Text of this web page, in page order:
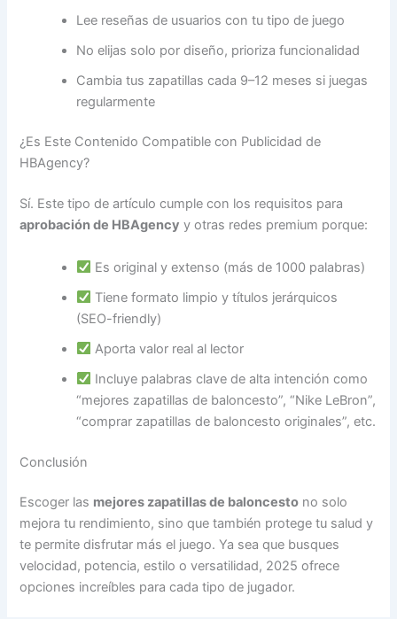
Lee reseñas de usuarios con tu tipo de juego
No elijas solo por diseño, prioriza funcionalidad
Cambia tus zapatillas cada 9–12 meses si juegas
regularmente
¿Es Este Contenido Compatible con Publicidad de
HBAgency?
Sí. Este tipo de artículo cumple con los requisitos para
aprobación de HBAgency y otras redes premium porque:
Es original y extenso (más de 1000 palabras)
Tiene formato limpio y títulos jerárquicos
(SEO-friendly)
Aporta valor real al lector
Incluye palabras clave de alta intención como
“mejores zapatillas de baloncesto”, “Nike LeBron”,
“comprar zapatillas de baloncesto originales”, etc.
Conclusión
Escoger las mejores zapatillas de baloncesto no solo
mejora tu rendimiento, sino que también protege tu salud y
te permite disfrutar más el juego. Ya sea que busques
velocidad, potencia, estilo o versatilidad, 2025 ofrece
opciones increíbles para cada tipo de jugador.